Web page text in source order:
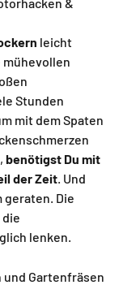
leicht
mühevollen
Stunden
mit dem Spaten
benötigst Du mit
der Zeit. Und
geraten. Die
die
lenken.
Gartenfräsen